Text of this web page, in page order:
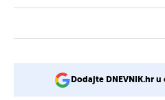
Dodajte DNEVNIK.hr